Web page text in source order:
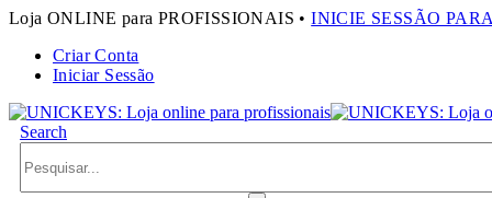
Loja ONLINE para PROFISSIONAIS •INICIE SESSÃO
Criar Conta
Iniciar Sessão
Search